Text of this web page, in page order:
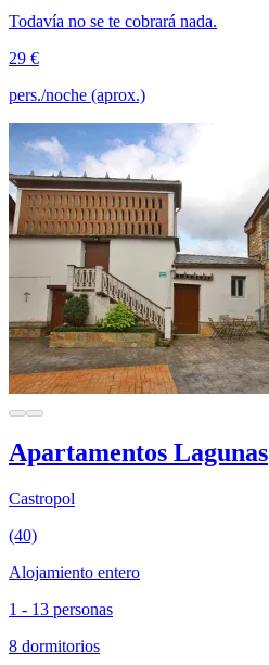
Todavía no se te cobrará nada.
29 €
pers./noche (aprox.)
Apartamentos Lagunas
Castropol
(40)
Alojamiento entero
1 - 13 personas
8 dormitorios